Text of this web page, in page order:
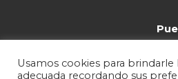
C.C. La
Usamos cookies para brindarle
adecuada recordando sus